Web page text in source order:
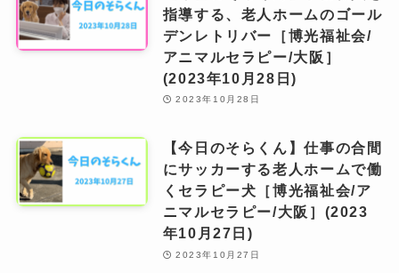
指導する、老人ホームのゴール
デンレトリバー［博光福祉会/
アニマルセラピー/大阪］
(2023年10月28日)
2023年10月28日
【今日のそらくん】仕事の合間
にサッカーする老人ホームで働
くセラピー犬［博光福祉会/ア
ニマルセラピー/大阪］(2023
年10月27日)
2023年10月27日